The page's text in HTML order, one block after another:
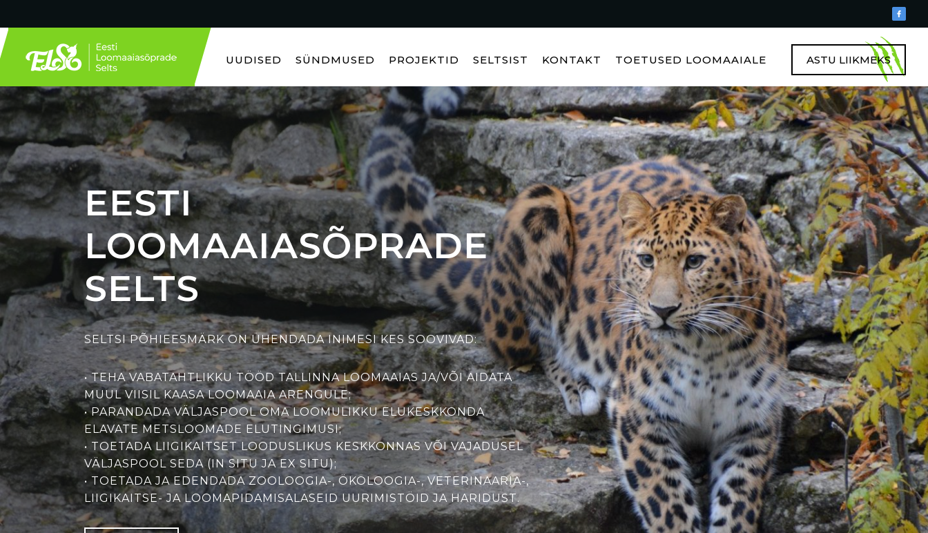
UUDISED SÜNDMUSED PROJEKTID SELTSIST KONTAKT TOETUSED LOOMAAIALE ASTU LIIKMEKS
EESTI
LOOMAAIASÕPRADE
SELTS
SELTSI PÕHIEESMÄRK ON ÜHENDADA INIMESI KES SOOVIVAD:
• TEHA VABATAHTLIKKU TÖÖD TALLINNA LOOMAAIAS JA/VÕI AIDATA
MUUL VIISIL KAASA LOOMAAIA ARENGULE;
• PARANDADA VÄLJASPOOL OMA LOOMULIKKU ELUKESKKONDA
ELAVATE METSLOOMADE ELUTINGIMUSI;
• TOETADA LIIGIKAITSET LOODUSLIKUS KESKKONNAS VÕI VAJADUSEL
VÄLJASPOOL SEDA (IN SITU JA EX SITU);
• TOETADA JA EDENDADA ZOOLOOGIA-, ÖKOLOOGIA-, VETERINAARIA-,
LIIGIKAITSE- JA LOOMAPIDAMISALASEID UURIMISTÖID JA HARIDUST.